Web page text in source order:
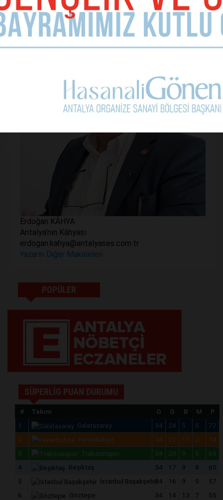
Erdoğan KÂHYA
Antalya'nın Kâhyası
erdogan.kahya@antalyases.com.tr
Yazarın Diğer Makaleleri
POPÜLER
SÜPERLİG PUAN DURUMU
# Takım O G B M
P
1
Galatasaray 34 24 5 5
77
2
Fenerbahçe 34 21 11 2
74
3
Trabzonspor 34 20 9 5
69
4
Beşiktaş 34 17 9 8
60
5
İstanbul Başakşehir34 16 9 9
57
6
Göztepe 34 14 13 7
55